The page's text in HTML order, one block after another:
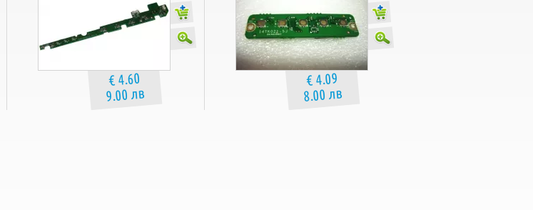
Acer TravelMate 5530
Acer TravelMate 5710
Acer TravelMate 5710G
Acer TravelMate 5720
Acer TravelMate 5720G
Acer TravelMate 7520G
Acer TravelMate 7720
Acer TravelMate 7720G
€ 4.60
9.00 лв
€ 4.09
8.00 лв